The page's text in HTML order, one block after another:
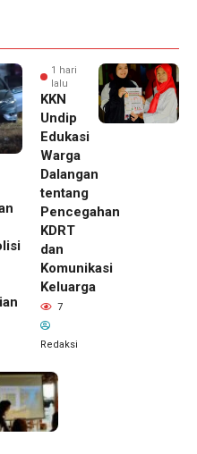
1 hari
lalu
KKN
Undip
Edukasi
Warga
Dalangan
tentang
Pencegahan
KDRT
dan
Komunikasi
Keluarga
7
Redaksi